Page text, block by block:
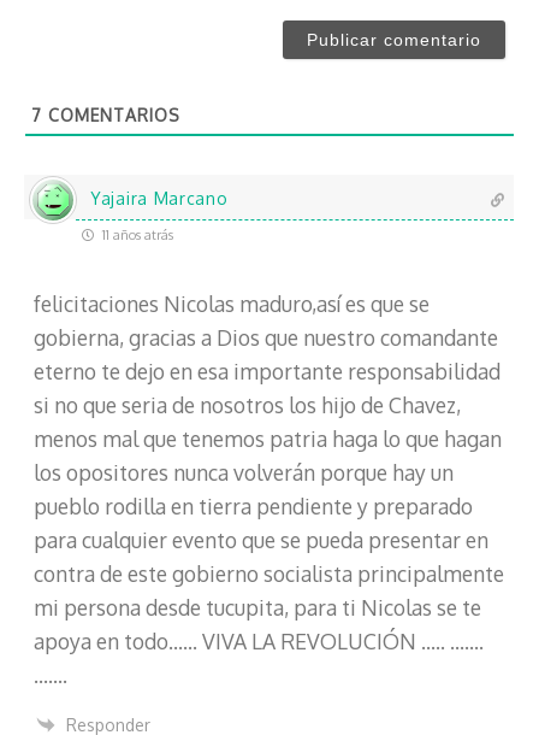
t
7 COMENTARIOS
Yajaira Marcano
11 años atrás
felicitaciones Nicolas maduro,así es que se
gobierna, gracias a Dios que nuestro comandante
eterno te dejo en esa importante responsabilidad
si no que seria de nosotros los hijo de Chavez,
menos mal que tenemos patria haga lo que hagan
los opositores nunca volverán porque hay un
pueblo rodilla en tierra pendiente y preparado
para cualquier evento que se pueda presentar en
contra de este gobierno socialista principalmente
mi persona desde tucupita, para ti Nicolas se te
apoya en todo…… VIVA LA REVOLUCIÓN ….. …….
…….
Responder